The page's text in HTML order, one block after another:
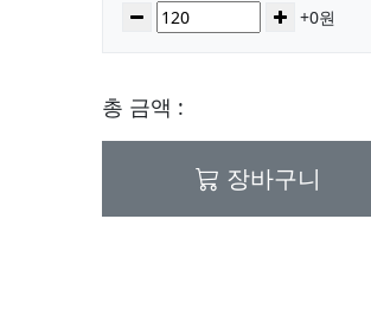
수량감소 증가+0원
총 금액 :
장바구니